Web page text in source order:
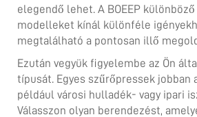
elegendő lehet. A BOEEP
modelleket kínál különféle
megtalálható a pontosan illő
Ezután vegyük figyelembe az Ön
típusát. Egyes szűrőpressek jobban
például városi hulladék- vagy ipari
Válasszon olyan berendezést,